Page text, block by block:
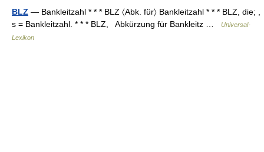
BLZ — Bankleitzahl * * * BLZ 〈Abk. für〉 Bankleitzahl * * * BLZ, die; ,
s = Bankleitzahl. * * * BLZ, Abkürzung für Bankleitz …
Universal-
Lexikon